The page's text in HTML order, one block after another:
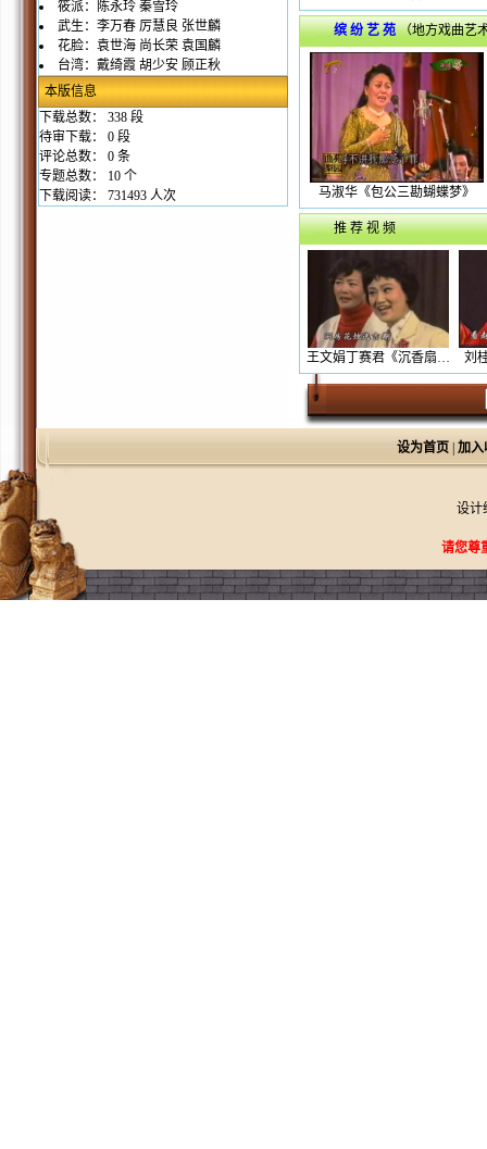
筱派：陈永玲 秦雪玲
武生：李万春 厉慧良 张世麟
花脸：袁世海 尚长荣 袁国麟
台湾：戴绮霞 胡少安 顾正秋
本版信息
下载总数： 338 段
待审下载： 0 段
评论总数： 0 条
专题总数： 10 个
下载阅读： 731493 人次
缤 纷 艺 苑（地方戏曲艺
马淑华《包公三勘蝴蝶梦》
推 荐 视 频
王文娟丁赛君《沉香扇… 刘
设为首页| 加入
设计
请您尊